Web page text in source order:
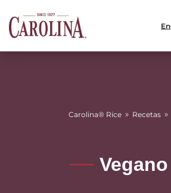
Carolina® Rice » Recetas »
Vegano